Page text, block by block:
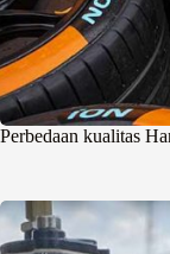
Perbedaan kualitas